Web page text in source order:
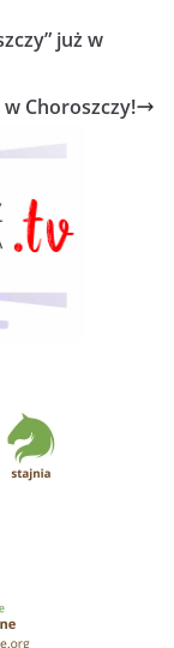
już w
Choroszczy!